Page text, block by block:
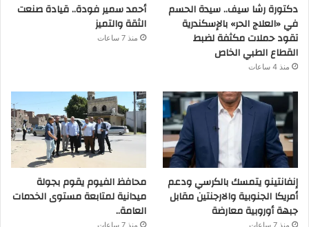
دكتورة رشا سيف.. سيدة الحسم
في «العلاج الحر» بالإسكندرية
تقود حملات مكثفة لضبط
القطاع الطبي الخاص
منذ 4 ساعات
أحمد سمير فودة.. قيادة صنعت
الثقة والتميز
منذ 7 ساعات
إنفانتينو يتمسك بالكرسي ودعم
أمريكا الجنوبية والارجنتين مقابل
جبهة أوروبية معارضة
منذ 7 ساعات
محافظ الفيوم يقوم بجولة
ميدانية لمتابعة مستوى الخدمات
العامة..
منذ 7 ساعات